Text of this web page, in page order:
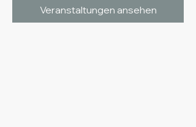
Veranstaltungen ansehen